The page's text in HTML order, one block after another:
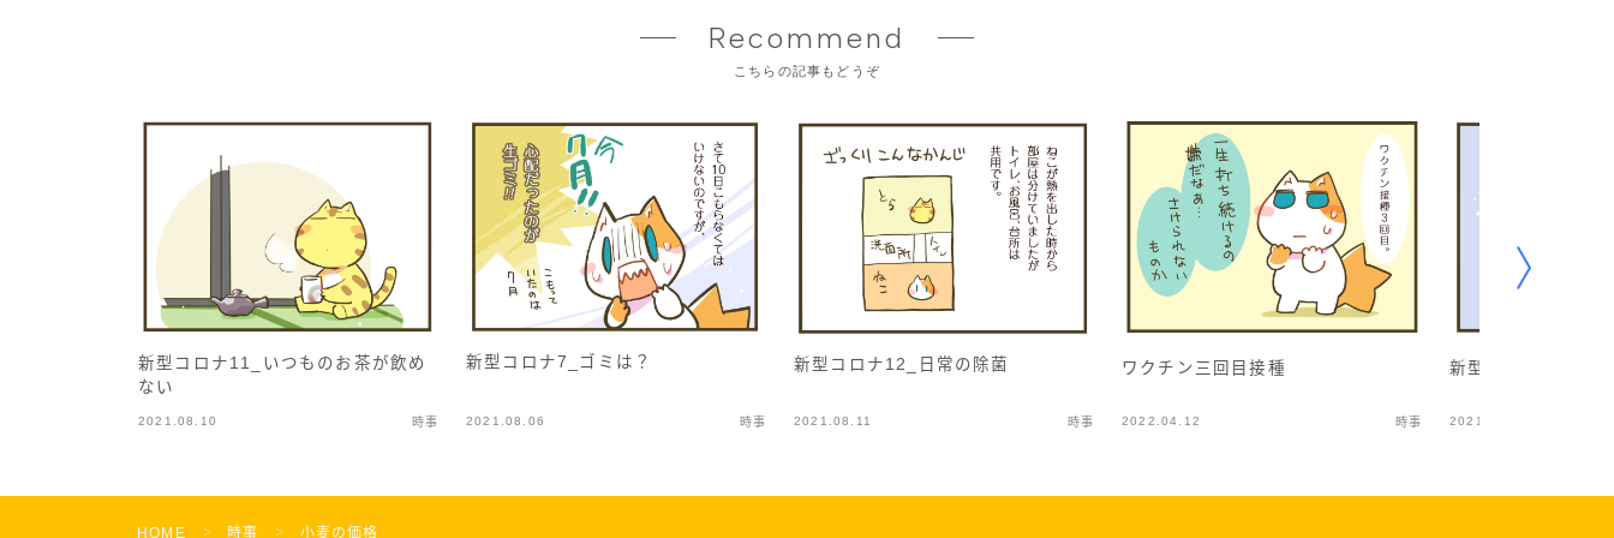
Recommend
こちらの記事もどうぞ
新型コロナ11_いつものお茶が飲め
ない
2021.08.10 時事
新型コロナ7_ゴミは？
2021.08.06 時事
新型コロナ12_日常の除菌
2021.08.11 時事
ワクチン三回目接種
2022.04.12 時事
新型コロナ3_発熱
2021.08.02
HOME ＞ 時事 ＞ 小麦の価格